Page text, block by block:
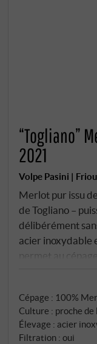
“Togliano”
2021
Volpe Pasini |
Merlot pur issu
de Togliano –
délibérément
acier inoxydable
permet au
un fruit noir, une
rubis aux reflets
typique du
d'épices aux
Cépage : 100%
Culture : proche de
Élevage : acier
Filtration : oui